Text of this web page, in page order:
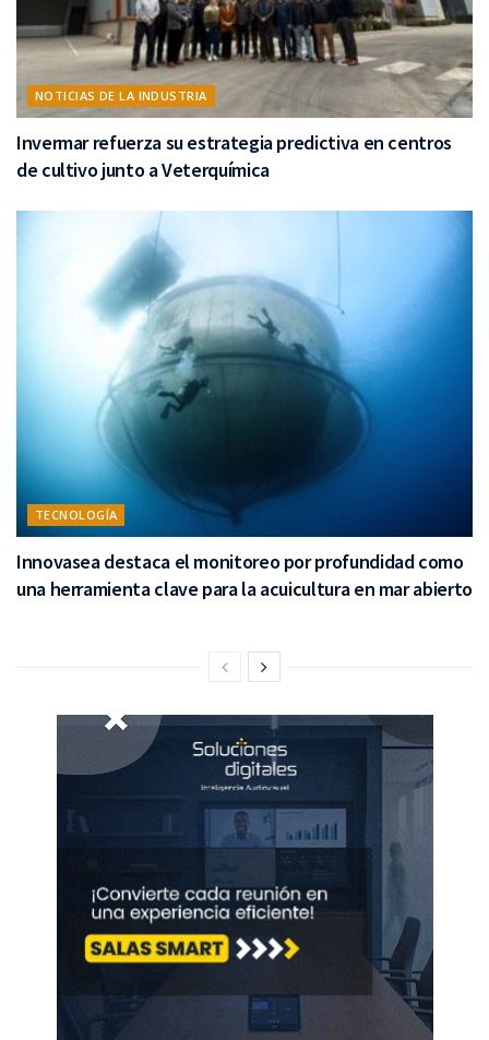
NOTICIAS DE LA INDUSTRIA
Invermar refuerza su estrategia predictiva en centros
de cultivo junto a Veterquímica
TECNOLOGÍA
Innovasea destaca el monitoreo por profundidad como
una herramienta clave para la acuicultura en mar abierto